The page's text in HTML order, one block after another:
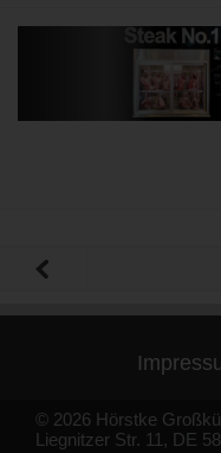
© 2026 Hörstke
Liegnitzer Str. 11, DE